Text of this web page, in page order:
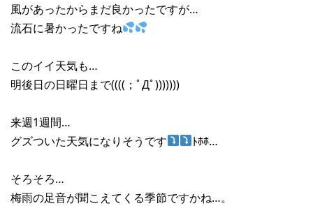
風があったからまだ良かったですが…
流石に暑かったですね
このイイ天気も…
明後日の日曜日まで((((；ﾟДﾟ)))))))
来週1週間…
グズついた天気になりそうです
ﾄﾎﾎ…
そろそろ…
梅雨の足音が聞こえてくる季節ですかね…。